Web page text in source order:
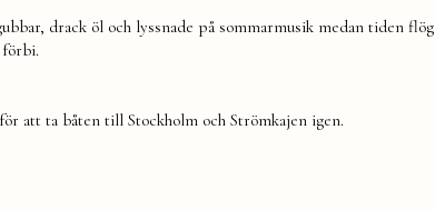
drack öl och lyssnade på sommarmusik medan tiden flög
förbi.
att ta båten till Stockholm och Strömkajen igen.